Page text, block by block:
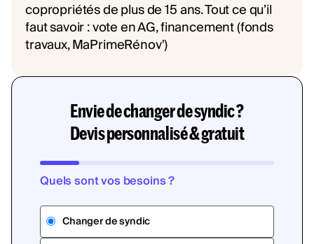
Envie de changer de syndic ?
Devis personnalisé & gratuit
Quels sont vos besoins ?
Changer de syndic